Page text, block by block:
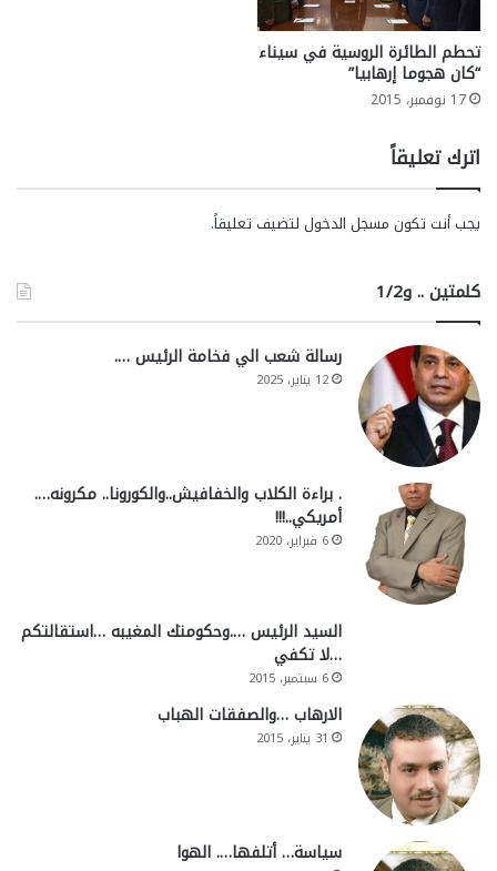
تحطم الطائرة الروسية في سيناء
“كان هجوما إرهابيا”
17 نوفمبر، 2015
اترك تعليقاً
يجب أنت تكون مسجل الدخول لتضيف تعليقاً.
كلمتين .. و1/2
رسالة شعب الي فخامة الرئيس ….
12 يناير، 2025
. براءة الكلاب والخفافيش..والكورونا.. مكرونه….
أمريكي..!!!
6 فبراير، 2020
السيد الرئيس ….وحكومتك المغيبه …استقالتكم
…لا تكفي
6 سبتمبر، 2015
الارهاب …والصفقات الهباب
31 يناير، 2015
سياسة… أتلفها…. الهوا